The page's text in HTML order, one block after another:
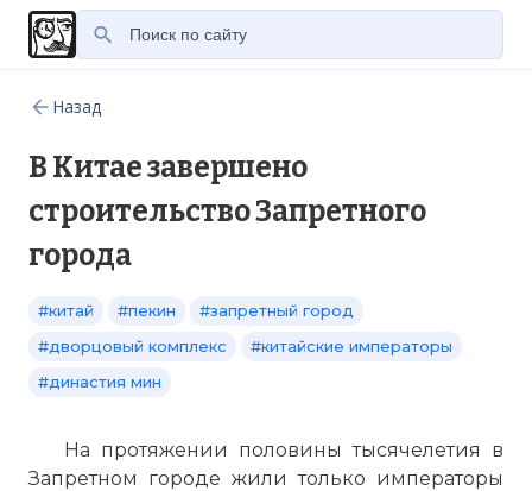
Назад
В Китае завершено
строительство Запретного
города
#китай #пекин
#запретный город
#дворцовый комплекс
#китайские императоры
#династия мин
На протяжении половины тысячелетия в
Запретном городе жили только императоры